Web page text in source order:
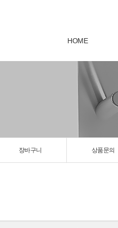
HOME
장바구니 상품문의